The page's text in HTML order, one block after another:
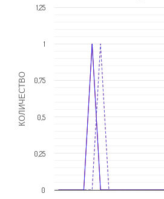
КОЛИЧЕСТВО
0
0,25
0,5
0,75
1
1,25